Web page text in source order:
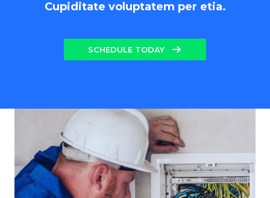
Cupiditate voluptatem per etia.
SCHEDULE TODAY